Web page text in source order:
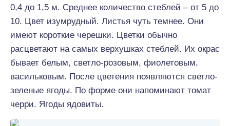
0,4 до 1,5 м. Среднее количество стеблей – от 5 до
10. Цвет изумрудный. Листья чуть темнее. Они
имеют короткие черешки. Цветки обычно
расцветают на самых верхушках стеблей. Их окрас
бывает белым, светло-розовым, фиолетовым,
васильковым. После цветения появляются светло-
зеленые ягоды. По форме они напоминают томат
черри. Ягоды ядовиты.